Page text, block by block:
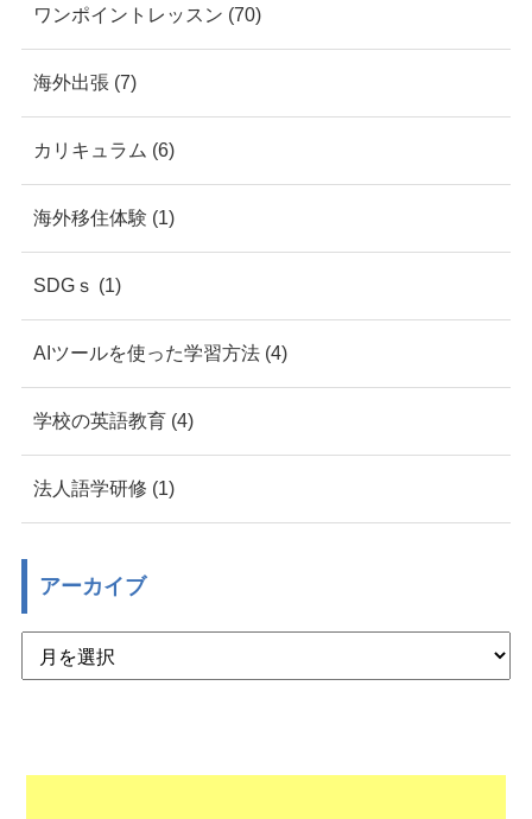
ワンポイントレッスン (70)
海外出張 (7)
カリキュラム (6)
海外移住体験 (1)
SDGｓ (1)
AIツールを使った学習方法 (4)
学校の英語教育 (4)
法人語学研修 (1)
アーカイブ